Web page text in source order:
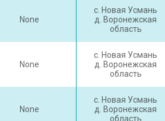
None
с. Новая Усмань
д. Воронежская
область
None
с. Новая Усмань
д. Воронежская
область
None
с. Новая Усмань
д. Воронежская
область